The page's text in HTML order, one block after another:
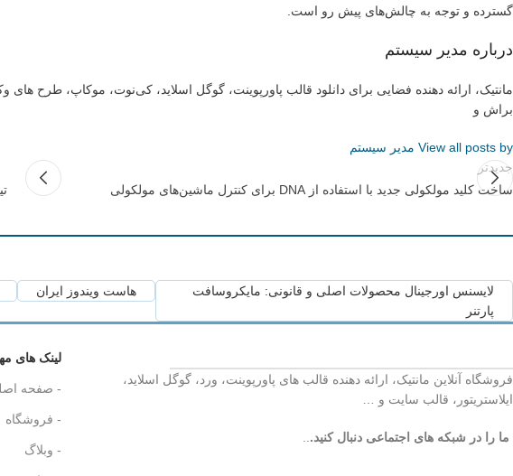
گسترده و توجه به چالش‌های پیش رو است.
درباره مدیر سیستم
مانتیک، ارائه دهنده فضایی برای دانلود قالب پاورپوینت، گوگل اسلاید، کی‌نوت، موکاپ، طرح
براش و
View all posts by مدیر سیستم
جدیدتر
ساخت کلید مولکولی جدید با استفاده از DNA برای کنترل ماشین‌های مولکولی
لایسنس اورجینال محصولات اصلی و قانونی: مایکروسافت
پارتنر
هاست ویندوز ایران
فروشگاه آنلاین مانتیک، ارائه دهنده قالب های پاورپوینت، ورد، گوگل اسلاید،
ایلاستریتور، قالب سایت و …
ما را در شبکه های اجتماعی دنبال کنید.
لینک های
- صفحه
- فروشگاه
- وبلاگ